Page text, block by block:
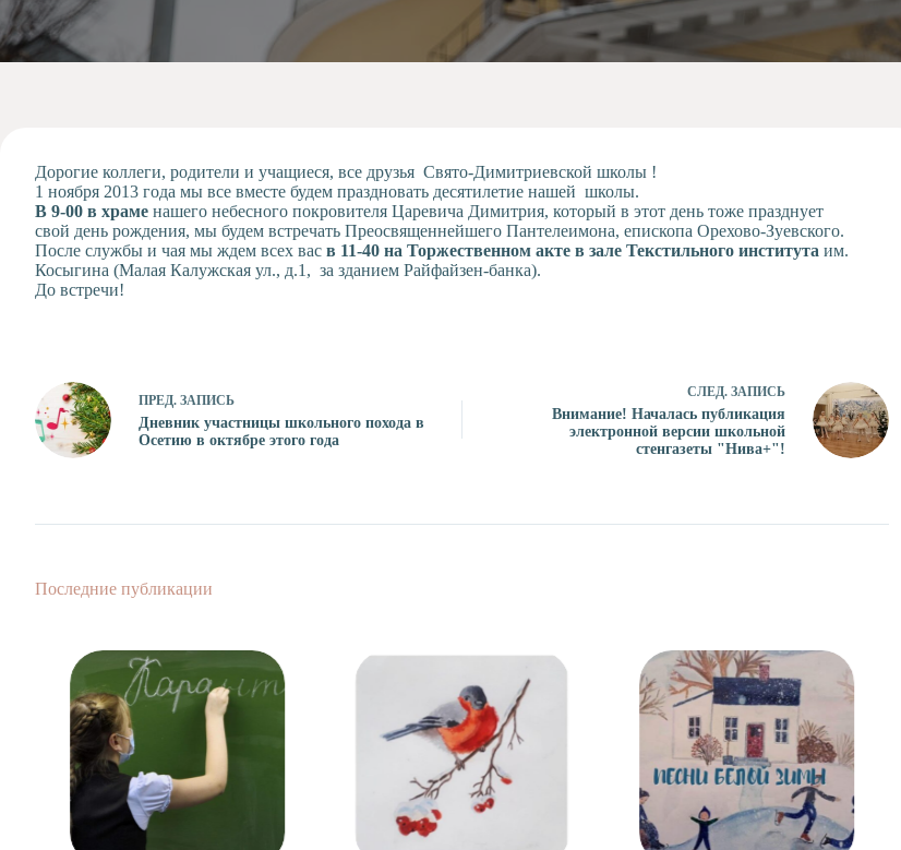
Проекты
отделение
Психологическая
Служба
Тьюторская
служба
Дорогие коллеги, родители и учащиеся, все друзья Свято-Димитриевской школы !
1 ноября 2013 года мы все вместе будем праздновать десятилетие нашей школы.
В 9-00 в храме нашего небесного покровителя Царевича Димитрия, который в этот день тоже празднует
свой день рождения, мы будем встречать Преосвященнейшего Пантелеимона, епископа Орехово-Зуевского.
После службы и чая мы ждем всех вас в 11-40 на Торжественном акте в зале Текстильного института им.
Косыгина (Малая Калужская ул., д.1, за зданием Райфайзен-банка).
До встречи!
ПРЕД. ЗАПИСЬ
Дневник участницы школьного похода в
Осетию в октябре этого года
СЛЕД. ЗАПИСЬ
Внимание! Началась публикация
электронной версии школьной
стенгазеты "Нива+"!
Последние публикации